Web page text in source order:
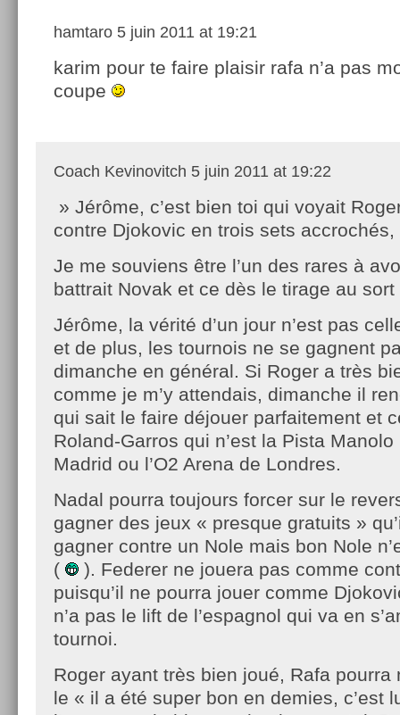
hamtaro 5 juin 2011 at 19:21
karim pour te faire plaisir rafa n’a pas
coupe
Coach Kevinovitch 5 juin 2011 at 19:22
» Jérôme, c’est bien toi qui voyait
contre Djokovic en trois sets accrochés,
Je me souviens être l’un des rares à
battrait Novak et ce dès le tirage au
Jérôme, la vérité d’un jour n’est pas
et de plus, les tournois ne se gagnent
dimanche en général. Si Roger a très
comme je m’y attendais, dimanche il
qui sait le faire déjouer parfaitement et
Roland-Garros qui n’est la Pista
Madrid ou l’O2 Arena de Londres.
Nadal pourra toujours forcer sur le
gagner des jeux « presque gratuits »
gagner contre un Nole mais bon Nole
(
). Federer ne jouera pas comme
puisqu’il ne pourra jouer comme
n’a pas le lift de l’espagnol qui va en
tournoi.
Roger ayant très bien joué, Rafa pourra
le « il a été super bon en demies, c’est